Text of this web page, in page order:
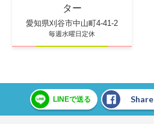
ター
愛知県刈谷市中山町4-41-2
毎週水曜日定休
LINEで送る Share